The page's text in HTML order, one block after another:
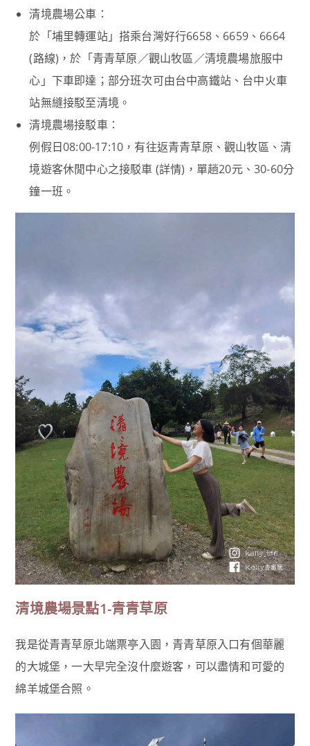
清境農場公車：
於「埔里轉運站」搭乘台灣好行6658、6659、6664
(路線)，於「青青草原／觀山牧區／清境農場旅服中
心」下車即達；部分班次可由台中高鐵站、台中火車
站無縫接駁至清境。
清境農場接駁車：
例假日08:00-17:10，有往返青青草原、觀山牧區、清
境遊客休閒中心之接駁車 (詳情)，單趟20元、30-60分
鐘一班。
清境農場景點1-青青草原
我是從青青草原北端票亭入園，青青草原入口有個華麗
的大城堡，一大早完全沒什麼遊客，可以盡情和可愛的
綿羊城堡合照。